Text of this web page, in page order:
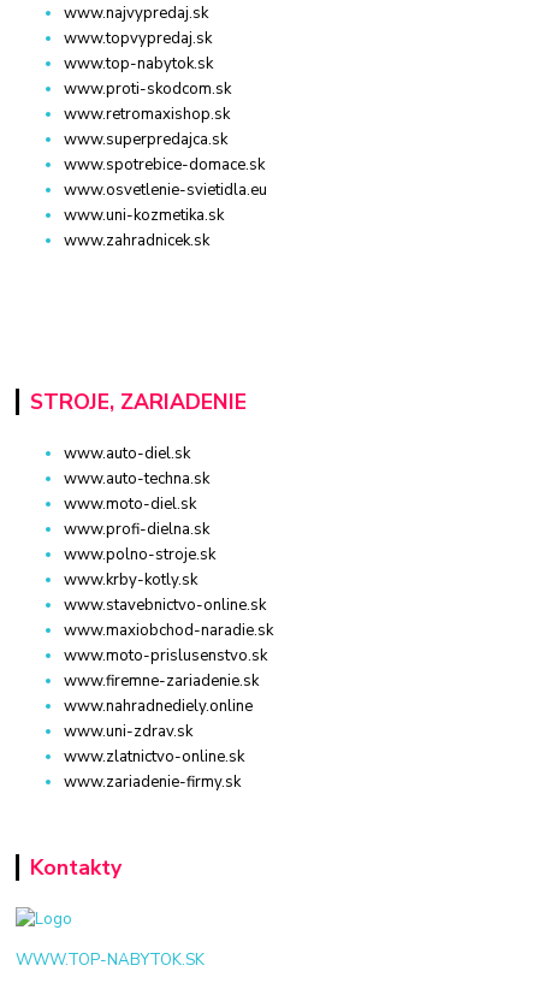
www.najvypredaj.sk
www.topvypredaj.sk
www.top-nabytok.sk
www.proti-skodcom.sk
www.retromaxishop.sk
www.superpredajca.sk
www.spotrebice-domace.sk
www.osvetlenie-svietidla.eu
www.uni-kozmetika.sk
www.zahradnicek.sk
STROJE, ZARIADENIE
www.auto-diel.sk
www.auto-techna.sk
www.moto-diel.sk
www.profi-dielna.sk
www.polno-stroje.sk
www.krby-kotly.sk
www.stavebnictvo-online.sk
www.maxiobchod-naradie.sk
www.moto-prislusenstvo.sk
www.firemne-zariadenie.sk
www.nahradnediely.online
www.uni-zdrav.sk
www.zlatnictvo-online.sk
www.zariadenie-firmy.sk
Kontakty
WWW.TOP-NABYTOK.SK